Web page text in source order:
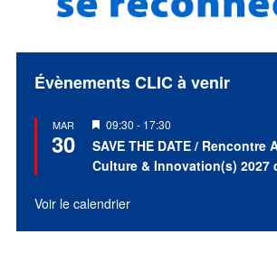
Évènements CLIC à venir
MAR
30
Mis
en
avant
09:30 - 17:30
SAVE THE DATE / Rencontre
Culture & Innovation(s) 2027
Voir le calendrier